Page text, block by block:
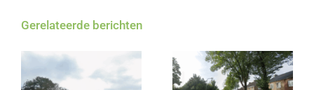
Gerelateerde berichten